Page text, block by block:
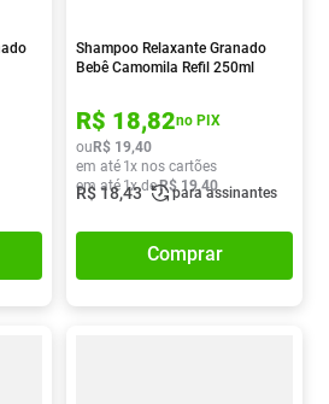
Shampoo Relaxante Granado
Bebê Camomila Refil 250ml
R$ 18,82no PIX
ouR$ 19,40
em até 1x nos cartões
em até 1x deR$ 19,40
R$18,43 para assinantes
Comprar